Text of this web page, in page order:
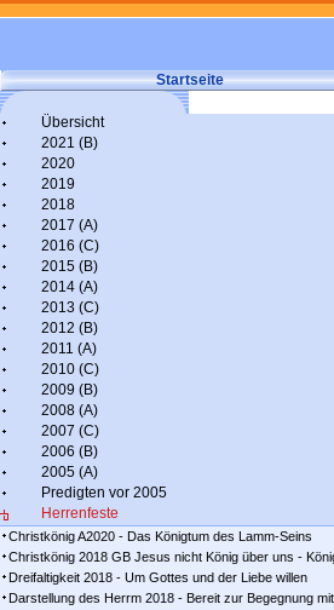
Startseite
Übersicht
2021 (B)
2020
2019
2018
2017 (A)
2016 (C)
2015 (B)
2014 (A)
2013 (C)
2012 (B)
2011 (A)
2010 (C)
2009 (B)
2008 (A)
2007 (C)
2006 (B)
2005 (A)
Predigten vor 2005
Herrenfeste
Christkönig A2020 - Das Königtum des Lamm-Seins
Christkönig 2018 GB Jesus nicht König über uns -
Dreifaltigkeit 2018 - Um Gottes und der Liebe willen
Darstellung des Herrm 2018 - Bereit zur Begegnung